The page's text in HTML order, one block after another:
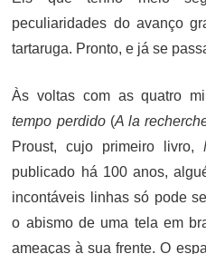
peculiaridades do avanço
tartaruga. Pronto, e já se
Às voltas com as quatro
tempo perdido (A la
Proust, cujo primeiro livro,
publicado há 100 anos,
incontáveis linhas só pode
o abismo de uma tela em
ameaças à sua frente. O